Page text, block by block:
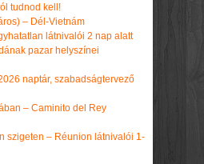
tudnod kell!
– Dél-Vietnám
látnivalói 2 nap alatt
pazar helyszínei
naptár, szabadságtervező
– Caminito del Rey
szigeten – Réunion látnivalói 1-